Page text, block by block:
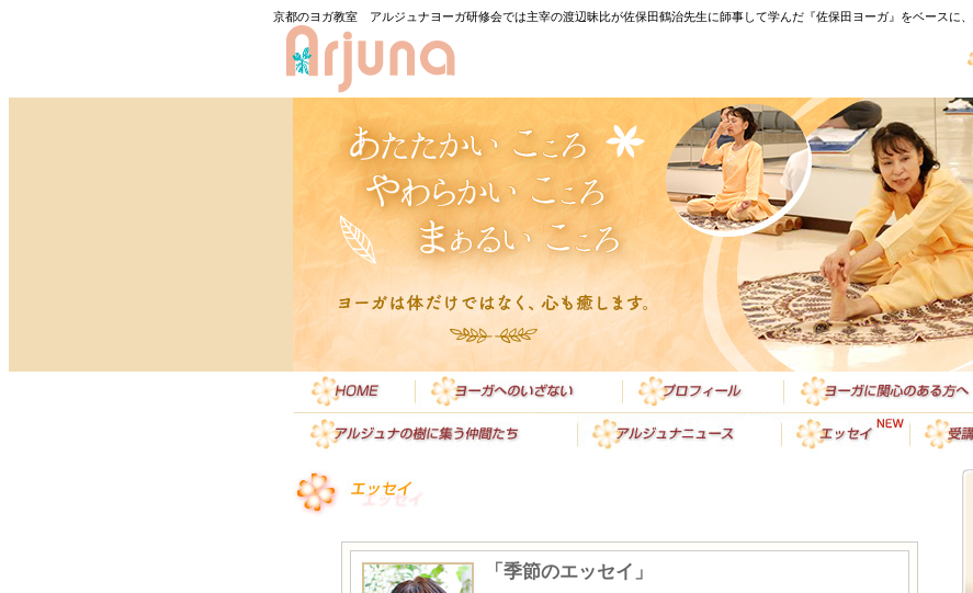
京都のヨガ教室 アルジュナヨーガ研修会では主宰の渡辺昧比が佐保田鶴治先生に師事して学んだ『佐保田ヨーガ』をベースに、
「季節のエッセイ」